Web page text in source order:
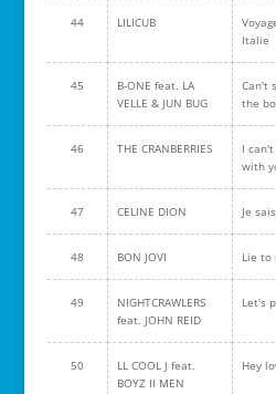
44 LILICUB
Italie
45
B-ONE feat. LA
VELLE & JUN BUG
Can't
the
46 THE CRANBERRIES
I can't
with
47 CELINE DION Je
48 BON JOVI Lie to
49
NIGHTCRAWLERS
feat. JOHN REID
Let's
50
LL COOL J feat.
BOYZ II MEN
Hey